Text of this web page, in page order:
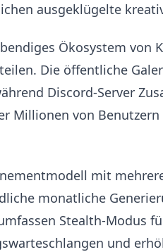
ausgeklügelte
Ökosystem von
Die öffentliche
Discord-Server
Millionen von
mit
monatliche
Stealth-Modus
und